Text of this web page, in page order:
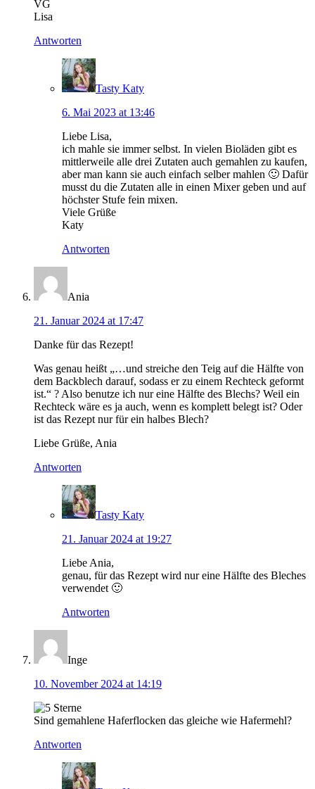
VG
Lisa
Antworten
Tasty Katy
6. Mai 2023 at 13:46
Liebe Lisa,
ich mahle sie immer selbst. In vielen Bioläden gibt es
mittlerweile alle drei Zutaten auch gemahlen zu kaufen,
aber man kann sie auch einfach selber mahlen 🙂 Dafür
musst du die Zutaten alle in einen Mixer geben und auf
höchster Stufe fein mixen.
Viele Grüße
Katy
Antworten
Ania
21. Januar 2024 at 17:47
Danke für das Rezept!
Was genau heißt „…und streiche den Teig auf die Hälfte von
dem Backblech darauf, sodass er zu einem Rechteck geformt
ist.“ ? Also benutze ich nur eine Hälfte des Blechs? Weil ein
Rechteck wäre es ja auch, wenn es komplett belegt ist? Oder
ist das Rezept nur für ein halbes Blech?
Liebe Grüße, Ania
Antworten
Tasty Katy
21. Januar 2024 at 19:27
Liebe Ania,
genau, für das Rezept wird nur eine Hälfte des Bleches
verwendet 🙂
Antworten
Inge
10. November 2024 at 14:19
Sind gemahlene Haferflocken das gleiche wie Hafermehl?
Antworten